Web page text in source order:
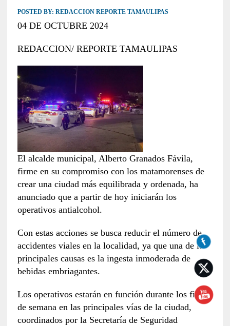
POSTED BY: REDACCION REPORTE TAMAULIPAS
04 DE OCTUBRE 2024
REDACCION/ REPORTE TAMAULIPAS
El alcalde municipal, Alberto Granados Fávila,
firme en su compromiso con los matamorenses de
crear una ciudad más equilibrada y ordenada, ha
anunciado que a partir de hoy iniciarán los
operativos antialcohol.
Con estas acciones se busca reducir el número de
accidentes viales en la localidad, ya que una de las
principales causas es la ingesta inmoderada de
bebidas embriagantes.
Los operativos estarán en función durante los fines
de semana en las principales vías de la ciudad,
coordinados por la Secretaría de Seguridad